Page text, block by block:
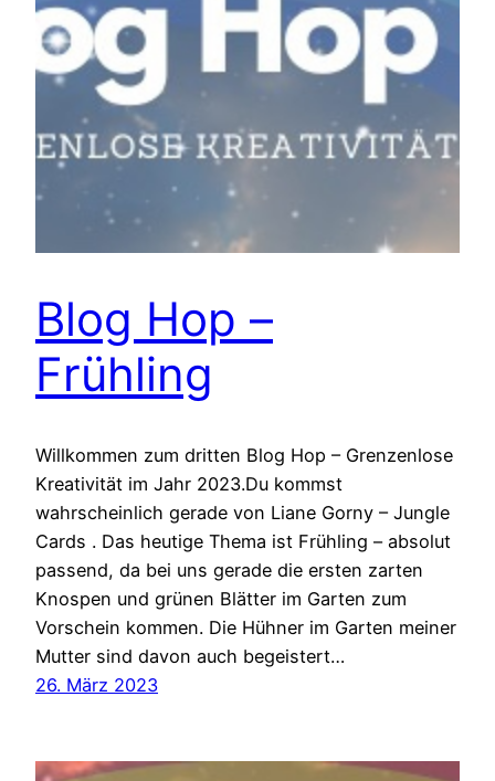
Blog Hop –
Frühling
Willkommen zum dritten Blog Hop – Grenzenlose
Kreativität im Jahr 2023.Du kommst
wahrscheinlich gerade von Liane Gorny – Jungle
Cards . Das heutige Thema ist Frühling – absolut
passend, da bei uns gerade die ersten zarten
Knospen und grünen Blätter im Garten zum
Vorschein kommen. Die Hühner im Garten meiner
Mutter sind davon auch begeistert…
26. März 2023